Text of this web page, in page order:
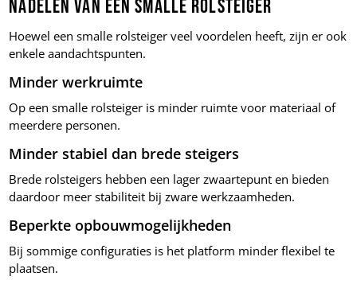
Nadelen van een smalle rolsteiger
Hoewel een smalle rolsteiger veel voordelen heeft, zijn er ook
enkele aandachtspunten.
Minder werkruimte
Op een smalle rolsteiger is minder ruimte voor materiaal of
meerdere personen.
Minder stabiel dan brede steigers
Brede rolsteigers hebben een lager zwaartepunt en bieden
daardoor meer stabiliteit bij zware werkzaamheden.
Beperkte opbouwmogelijkheden
Bij sommige configuraties is het platform minder flexibel te
plaatsen.